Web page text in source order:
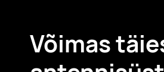
Võimas